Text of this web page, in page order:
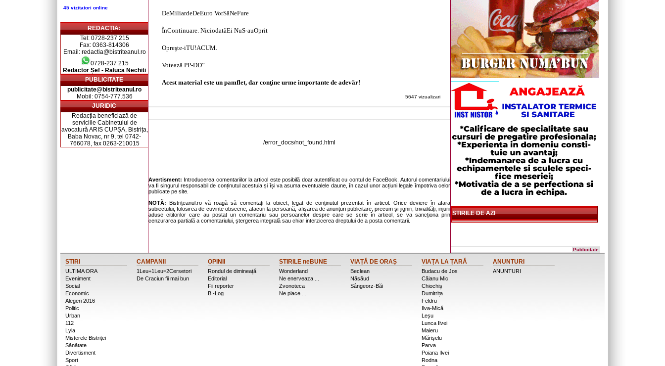
45 vizitatori online
REDACȚIA:
Tel: 0728-237 215
Fax: 0363-814306
Email: redactia@bistriteanul.ro
0728-237 215
Redactor Șef - Raluca Nechiti
PUBLICITATE
publicitate@bistriteanul.ro
Mobil: 0754-777.536
JURIDIC
Redacția beneficiază de
serviciile Cabinetului de
avocatură ARIS CUPȘA, Bistrița,
Baba Novac, nr 9, tel 0742-
766078, fax 0263-210015
DeMiliardeDeEuro VorSăNeFure
ÎnContinuare. NiciodatăEi NuS-auOprit
Opreşte-iTU!ACUM.
Votează PP-DD”
Acest material este un pamflet, dar conţine urme importante de adevăr!
5647 vizualizari
/error_docs/not_found.html
Avertisment: Introducerea comentariilor la articol este posibilă doar autentificat cu contul de FaceBook. Autorul comentariului
va fi singurul responsabil de conținutul acestuia și își va asuma eventualele daune, în cazul unor acțiuni legale împotriva celor
publicate pe site.
NOTĂ:Bistrițeanul.ro vă roagă să comentați la obiect, legat de conținutul prezentat în articol. Orice deviere în afara
subiectului, folosirea de cuvinte obscene, atacuri la persoană, afișarea de anunțuri publicitare, precum și jigniri, trivialități, injurii
aduse cititorilor care au postat un comentariu sau persoanelor despre care se scrie în articol, se va sancționa prin
cenzurarea partială a comentariului, ștergerea integrală sau chiar interzicerea dreptului de a posta comentarii.
STIRILE DE AZI
Publicitate
STIRI
ULTIMA ORA
Eveniment
Social
Economic
Alegeri 2016
Politic
Urban
112
Lyla
Misterele Bistriței
Sănătate
Divertisment
Sport
CAMPANII
1Leu+1Leu=2Cersetori
De Craciun fii mai bun
OPINII
Rondul de dimineață
Editorial
Fii reporter
B.-Log
STIRILE neBUNE
Wonderland
Ne enerveaza ...
Zvonoteca
Ne place ...
VIAȚĂ DE ORAȘ
Beclean
Năsăud
Sângeorz-Băi
VIAȚA LA ȚARĂ
Budacu de Jos
Căianu Mic
Chiochiş
Dumitrița
Feldru
Ilva-Mică
Leșu
Lunca Ilvei
Maieru
Mărişelu
Parva
Poiana Ilvei
Rodna
ANUNTURI
ANUNTURI